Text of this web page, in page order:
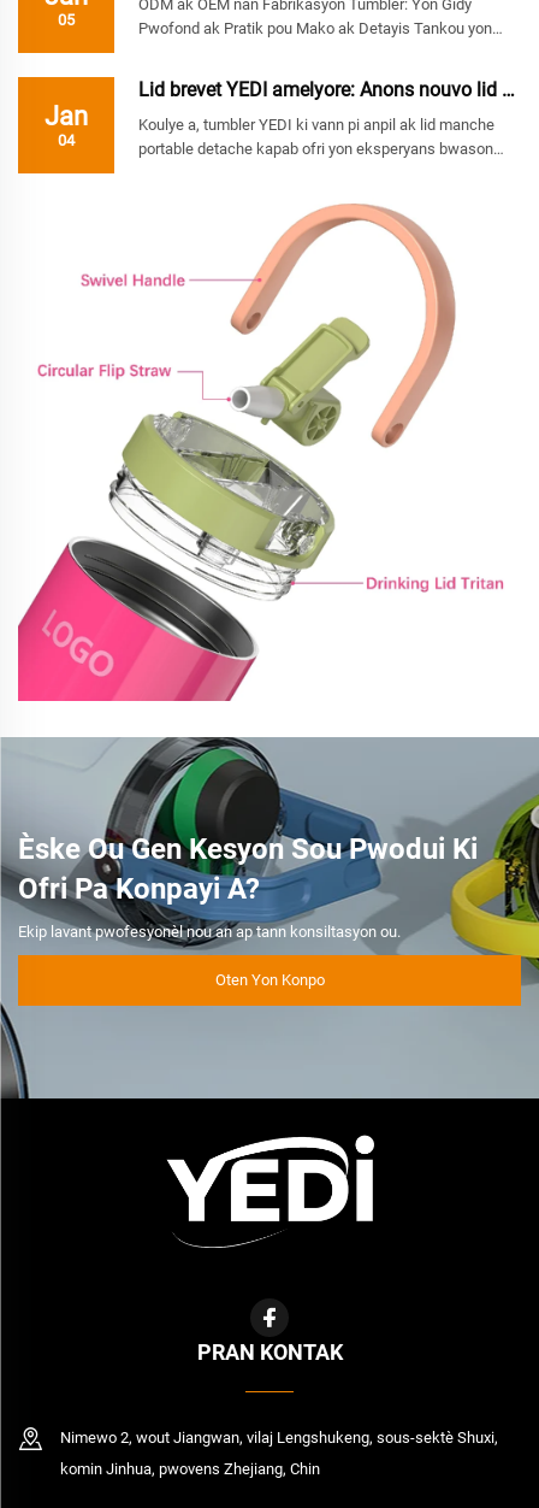
05
ODM ak OEM nan Fabrikasyon Tumbler: Yon Gidy
Pwofond ak Pratik pou Mako ak Detayis Tankou yon
menm kesyon an de kliyan nouvo pandan premye
diskisyon nou yo: "Kisa ki fè diferans lan..."
Jan
04
Lid brevet YEDI amelyore: Anons nouvo lid porta...
Koulye a, tumbler YEDI ki vann pi anpil ak lid manche
portable detache kapab ofri yon eksperyans bwason
DEPLASE: Gen yon pwal...
Èske Ou Gen Kesyon Sou Pwodui Ki
Ofri Pa Konpayi A?
Ekip lavant pwofesyonèl nou an ap tann konsiltasyon ou.
Oten Yon Konpo
PRAN KONTAK
Nimewo 2, wout Jiangwan, vilaj Lengshukeng, sous-sektè Shuxi,
komin Jinhua, pwovens Zhejiang, Chin